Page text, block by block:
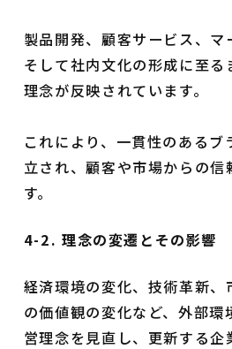
製品開発、顧客サービス、マ
そして社内文化の形成に至る
理念が反映されています。
これにより、一貫性のある
立され、顧客や市場からの信
す。
4-2. 理念の変遷とその影響
経済環境の変化、技術革新、
の価値観の変化など、外部環
営理念を見直し、更新する企